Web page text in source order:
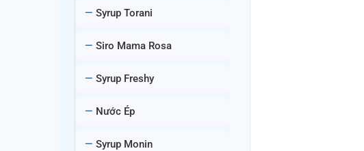
Syrup Torani
Siro Mama Rosa
Syrup Freshy
Nước Ép
Syrup Monin